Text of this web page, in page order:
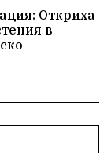
ГДБОП
Желязков
Откриха
в